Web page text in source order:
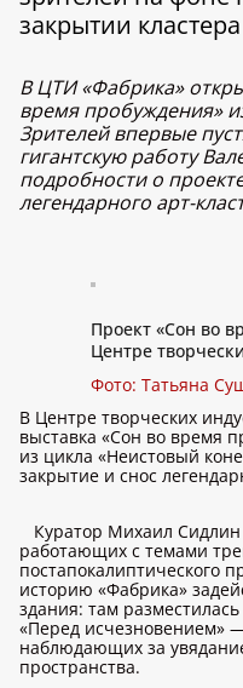
закрытии кластера
В ЦТИ «Фабрика»
время пробуждения»
Зрителей впервые
гигантскую работу
подробности о
легендарного арт-
Проект «Сон во
Центре
Фото: Татьяна
В Центре творческих
выставка «Сон во время
из цикла «Неистовый
закрытие и снос
Куратор Михаил
работающих с темами
постапокалиптического
историю «Фабрика»
здания: там
«Перед исчезновением»
наблюдающих за
пространства.